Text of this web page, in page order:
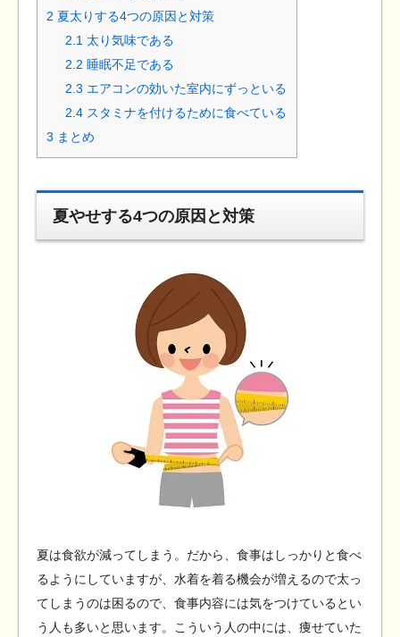
2 夏太りする4つの原因と対策
2.1 太り気味である
2.2 睡眠不足である
2.3 エアコンの効いた室内にずっといる
2.4 スタミナを付けるために食べている
3 まとめ
夏やせする4つの原因と対策
夏は食欲が減ってしまう。だから、食事はしっかりと食べ
るようにしていますが、水着を着る機会が増えるので太っ
てしまうのは困るので、食事内容には気をつけているとい
う人も多いと思います。こういう人の中には、痩せていた